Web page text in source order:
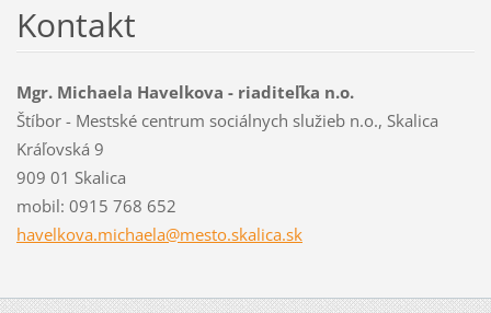
Kontakt
Mgr. Michaela Havelkova - riaditeľka n.o.
Štíbor - Mestské centrum sociálnych služieb n.o., Skalica
Kráľovská 9
909 01 Skalica
mobil: 0915 768 652
havelkova.michaela@mesto.skalica.sk